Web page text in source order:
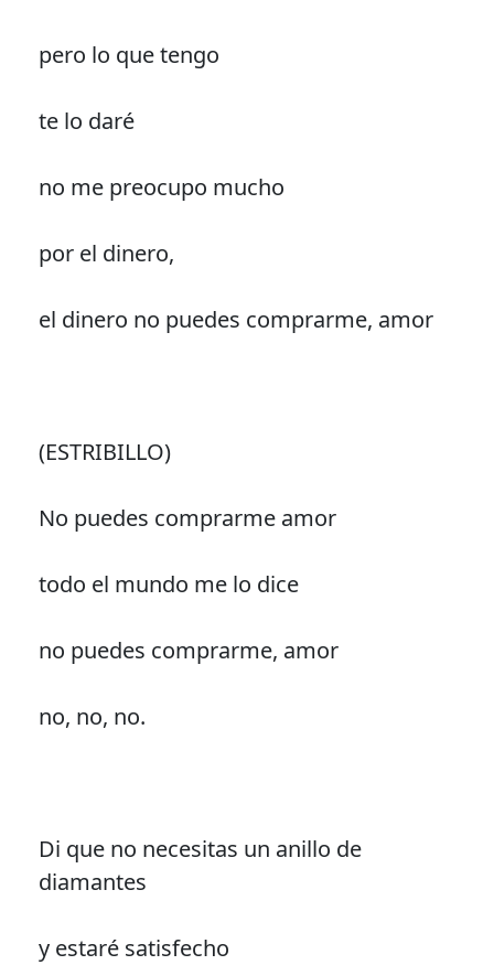
pero lo que tengo
te lo daré
no me preocupo mucho
por el dinero,
el dinero no puedes comprarme, amor
(ESTRIBILLO)
No puedes comprarme amor
todo el mundo me lo dice
no puedes comprarme, amor
no, no, no.
Di que no necesitas un anillo de
diamantes
y estaré satisfecho